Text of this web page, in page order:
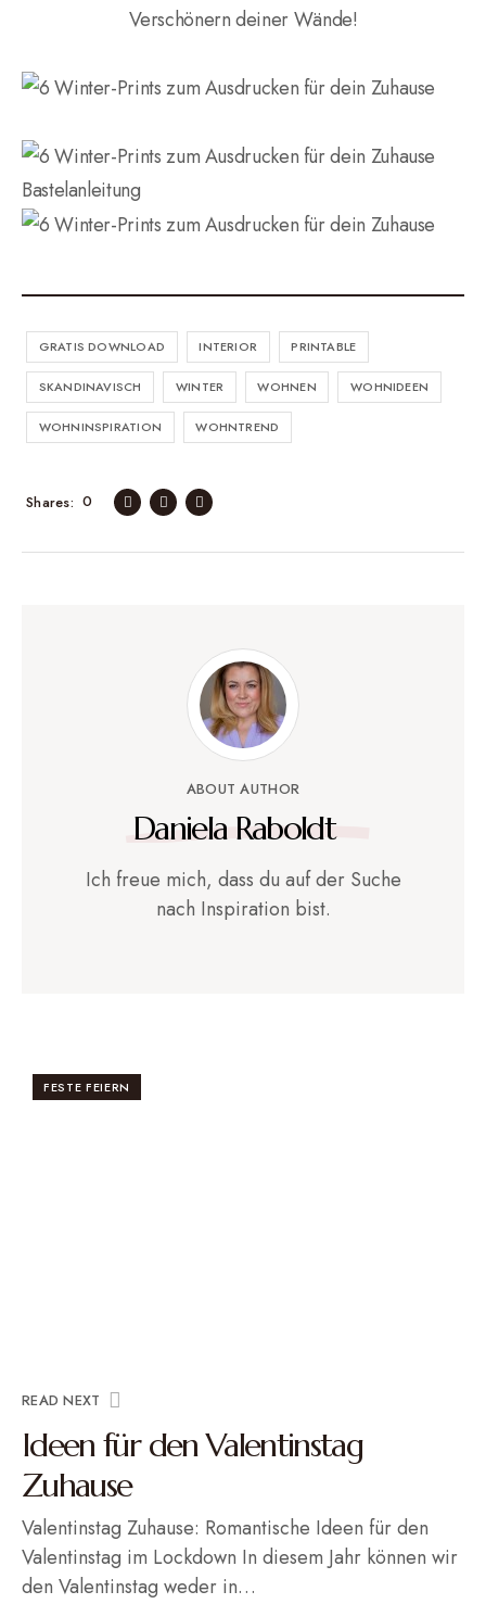
Verschönern deiner Wände!
GRATIS DOWNLOAD INTERIOR PRINTABLE
SKANDINAVISCH WINTER WOHNEN WOHNIDEEN
WOHNINSPIRATION WOHNTREND
0
Shares
ABOUT AUTHOR
Daniela Raboldt
Ich freue mich, dass du auf der Suche
nach Inspiration bist.
FESTE FEIERN
READ NEXT
Ideen für den Valentinstag
Zuhause
Valentinstag Zuhause: Romantische Ideen für den
Valentinstag im Lockdown In diesem Jahr können wir
den Valentinstag weder in…